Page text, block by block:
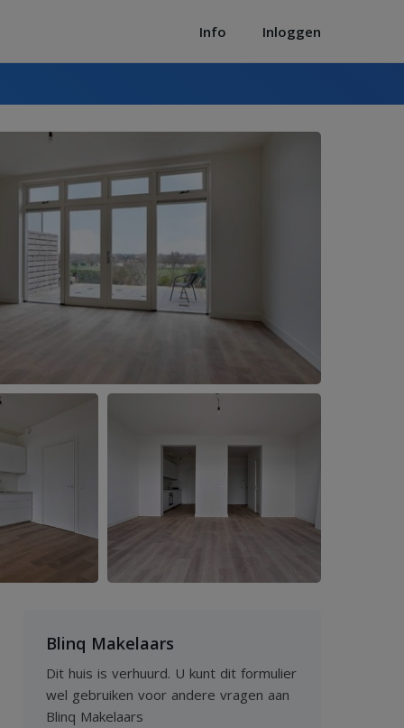
Info Inloggen
Blinq Makelaars
Dit huis is verhuurd. U kunt dit formulier
wel gebruiken voor andere vragen aan
Blinq Makelaars